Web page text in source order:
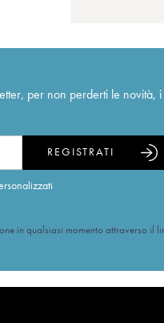
per non perderti le novità,
REGISTRATI
in qualsiasi momento attraverso il